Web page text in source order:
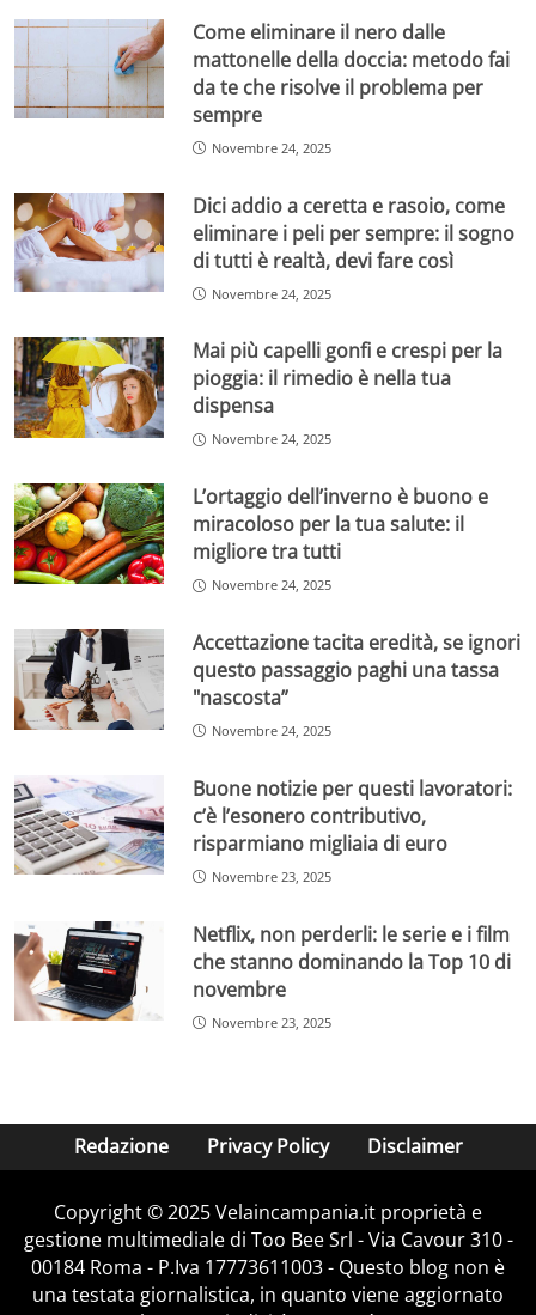
Come eliminare il nero dalle
mattonelle della doccia: metodo fai
da te che risolve il problema per
sempre
Novembre 24, 2025
Dici addio a ceretta e rasoio, come
eliminare i peli per sempre: il sogno
di tutti è realtà, devi fare così
Novembre 24, 2025
Mai più capelli gonfi e crespi per la
pioggia: il rimedio è nella tua
dispensa
Novembre 24, 2025
L’ortaggio dell’inverno è buono e
miracoloso per la tua salute: il
migliore tra tutti
Novembre 24, 2025
Accettazione tacita eredità, se ignori
questo passaggio paghi una tassa
"nascosta”
Novembre 24, 2025
Buone notizie per questi lavoratori:
c’è l’esonero contributivo,
risparmiano migliaia di euro
Novembre 23, 2025
Netflix, non perderli: le serie e i film
che stanno dominando la Top 10 di
novembre
Novembre 23, 2025
Redazione Privacy Policy Disclaimer
Copyright © 2025 Velaincampania.it proprietà e
gestione multimediale di Too Bee Srl - Via Cavour 310 -
00184 Roma - P.Iva 17773611003 - Questo blog non è
una testata giornalistica, in quanto viene aggiornato